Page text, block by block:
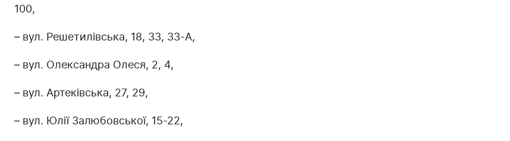
100,
– вул. Решетилівська, 18, 33, 33-А,
– вул. Олександра Олеся, 2, 4,
– вул. Артеківська, 27, 29,
– вул. Юлії Залюбовської, 15-22,